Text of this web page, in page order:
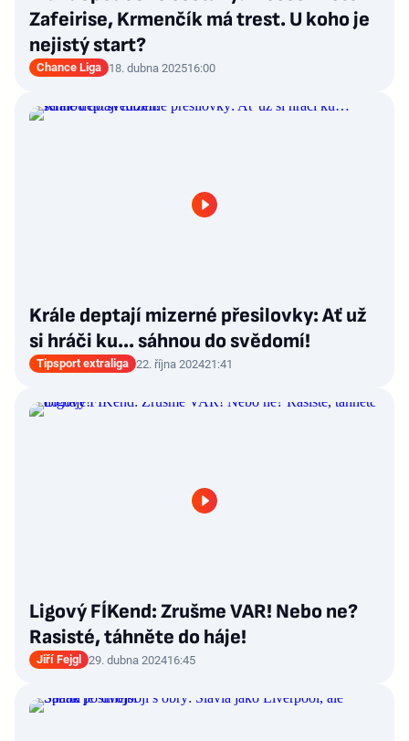
Zafeirise, Krmenčík má trest. U koho je
nejistý start?
Chance Liga 18. dubna 202516:00
Krále deptají mizerné přesilovky: Ať už
si hráči ku… sáhnou do svědomí!
Tipsport extraliga 22. října 202421:41
Ligový FÍKend: Zrušme VAR! Nebo ne?
Rasisté, táhněte do háje!
Jiří Fejgl 29. dubna 202416:45